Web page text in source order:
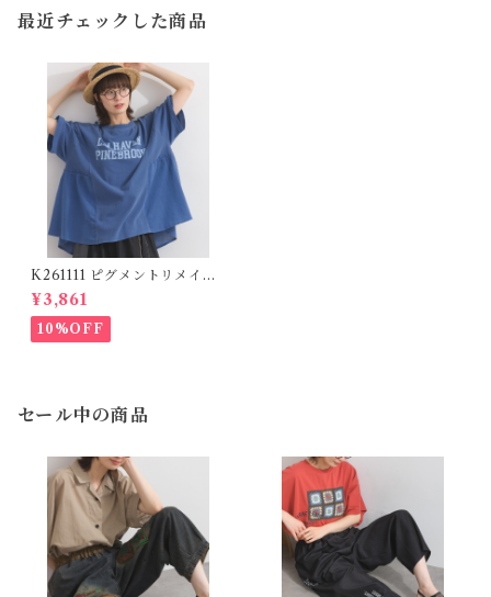
最近チェックした商品
K261111 ピグメントリメイク
風フリルプルオーバー / Pigm
ent-Dyed Remake Style Fril
l Pullover (残りわずか)
¥3,861
10%OFF
セール中の商品